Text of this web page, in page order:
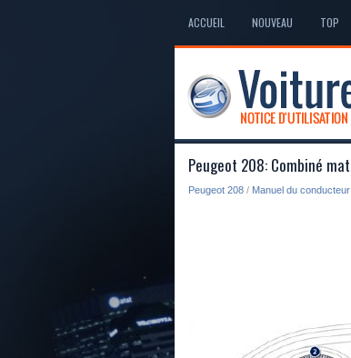
ACCUEIL NOUVEAU TOP
Peugeot 208: Combiné
Peugeot 208 / Manuel du